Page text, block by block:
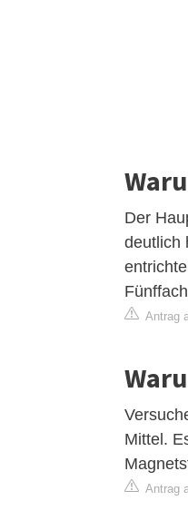
Der
deutlich
Antrag
Mittel.
Antrag